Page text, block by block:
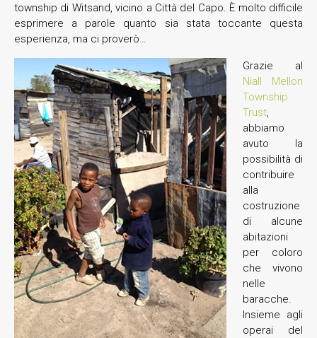
township di Witsand, vicino a Città del Capo. È molto difficile
esprimere a parole quanto sia stata toccante questa
esperienza, ma ci proverò…
Grazie al
Niall Mellon
Township
Trust,
abbiamo
avuto la
possibilità di
contribuire
alla
costruzione
di alcune
abitazioni
per coloro
che vivono
nelle
baracche.
Insieme agli
operai del